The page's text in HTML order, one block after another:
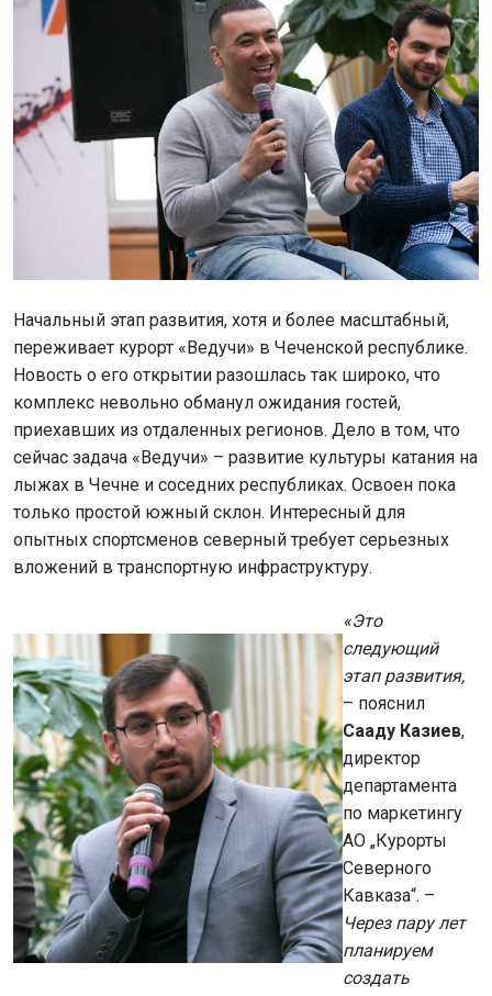
Начальный этап развития, хотя и более масштабный,
переживает курорт «Ведучи» в Чеченской республике.
Новость о его открытии разошлась так широко, что
комплекс невольно обманул ожидания гостей,
приехавших из отдаленных регионов. Дело в том, что
сейчас задача «Ведучи» – развитие культуры катания на
лыжах в Чечне и соседних республиках. Освоен пока
только простой южный склон. Интересный для
опытных спортсменов северный требует серьезных
вложений в транспортную инфраструктуру.
«Это
следующий
этап развития,
– пояснил
Сааду Казиев,
директор
департамента
по маркетингу
АО „Курорты
Северного
Кавказа“. –
Через пару лет
планируем
создать